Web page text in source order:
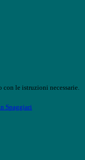
le istruzioni necessarie.
Spaggiari